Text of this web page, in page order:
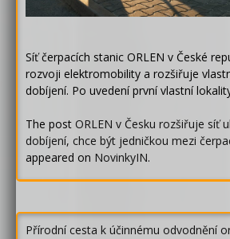
Síť čerpacích stanic ORLEN v České
rozvoji elektromobility a rozšiřuje
dobíjení. Po uvedení první vlastní
The post ORLEN v Česku rozšiřuje síť
dobíjení, chce být jedničkou mezi
appeared on NovinkyIN.
Přírodní cesta k účinnému odvodnění